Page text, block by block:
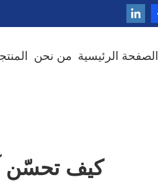
الصفحة الرئيسية من نحن
كيف تحسّن